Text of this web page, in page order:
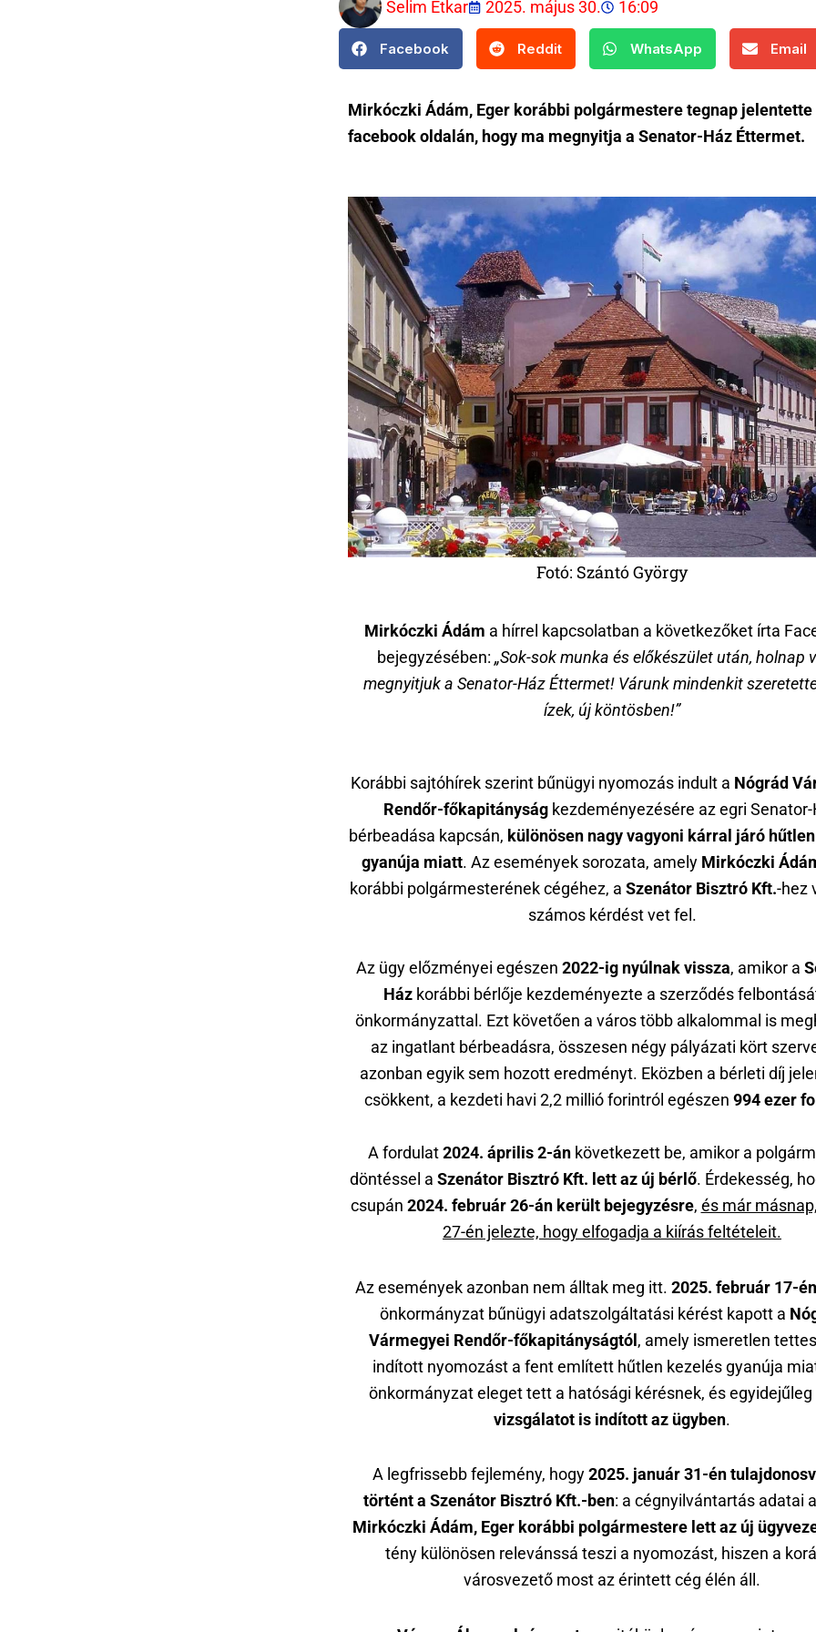
Selim Etkar
2025. május 30. 16:09
Facebook Reddit WhatsApp Email
Mirkóczki Ádám, Eger korábbi polgármestere tegnap jelentette
facebook oldalán, hogy ma megnyitja a Senator-Ház Éttermet.
Fotó: Szántó György
Mirkóczki Ádám a hírrel kapcsolatban a következőket írta
bejegyzésében: „Sok-sok munka és előkészület után, holnap
megnyitjuk a Senator-Ház Éttermet! Várunk mindenkit
ízek, új köntösben!”
Korábbi sajtóhírek szerint bűnügyi nyomozás indult a Nógrád
Rendőr-főkapitányságkezdeményezésére az egri Senator-
bérbeadása kapcsán, különösen nagy vagyoni kárral járó
gyanúja miatt. Az események sorozata, amely Mirkóczki
korábbi polgármesterének cégéhez, a Szenátor Bisztró Kft.-hez
számos kérdést vet fel.
Az ügy előzményei egészen 2022-ig nyúlnak vissza, amikor a
Házkorábbi bérlője kezdeményezte a szerződés
önkormányzattal. Ezt követően a város több alkalommal is
az ingatlant bérbeadásra, összesen négy pályázati kört
azonban egyik sem hozott eredményt. Eközben a bérleti díj
csökkent, a kezdeti havi 2,2 millió forintról egészen 994 ezer
A fordulat2024. április 2-ánkövetkezett be, amikor a
döntéssel a Szenátor Bisztró Kft. lett az új bérlő. Érdekesség,
csupán 2024. február 26-án került bejegyzésre, és már
27-én jelezte, hogy elfogadja a kiírás feltételeit.
Az események azonban nem álltak meg itt. 2025. február 17-én
önkormányzat bűnügyi adatszolgáltatási kérést kapott a
Vármegyei Rendőr-főkapitányságtól, amely ismeretlen
indított nyomozást a fent említett hűtlen kezelés gyanúja
önkormányzat eleget tett a hatósági kérésnek, és egyidejűleg
vizsgálatot is indított az ügyben.
A legfrissebb fejlemény, hogy2025. január 31-én
történt a Szenátor Bisztró Kft.-ben: a cégnyilvántartás adatai
Mirkóczki Ádám, Eger korábbi polgármestere lett az új
tény különösen relevánssá teszi a nyomozást, hiszen a
városvezető most az érintett cég élén áll.